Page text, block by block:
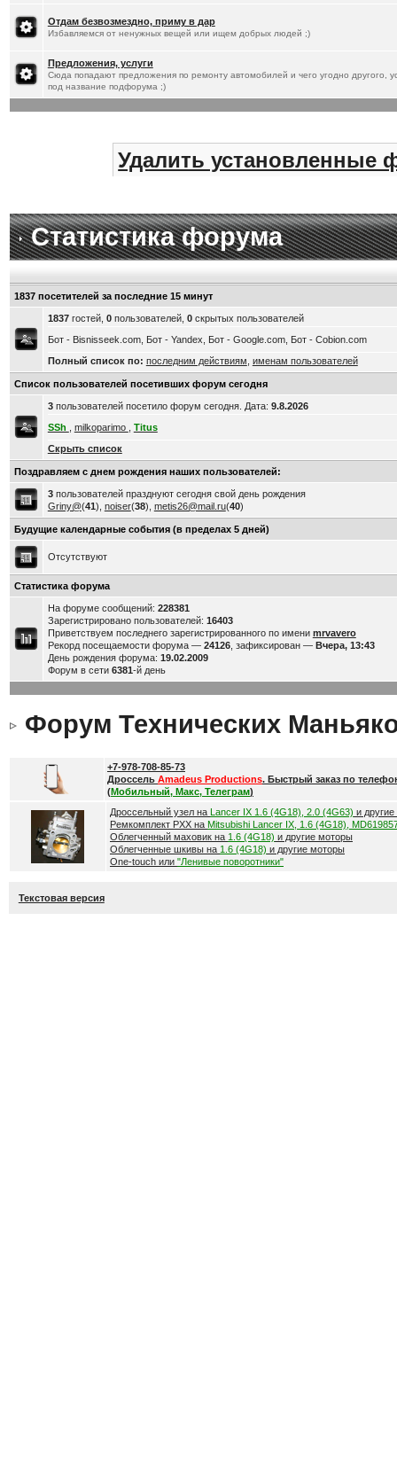
Отдам безвозмездно, приму в дар
Избавляемся от ненужных вещей или ищем добрых людей ;)
Предложения, услуги
Сюда попадают предложения по ремонту автомобилей и чего угодно другого,
под название подфорума ;)
Удалить установленные
Статистика форума
1837 посетителей за последние 15 минут
1837гостей, 0пользователей, 0скрытых пользователей
Бот - Bisnisseek.com, Бот - Yandex, Бот - Google.com, Бот - Cobion.com
Полный список по: последним действиям именам пользователей
Список пользователей посетивших форум сегодня
3пользователей посетило форум сегодня. Дата: 9.8.2026
SSh
milkoparimo
Titus
Скрыть список
Поздравляем с днем рождения наших пользователей:
3пользователей празднуют сегодня свой день рождения
Griny@(41), noiser(38), metis26@mail.ru(40)
Будущие календарные события (в пределах 5 дней)
Отсутствуют
Статистика форума
На форуме сообщений: 228381
Зарегистрировано пользователей: 16403
Приветствуем последнего зарегистрированного по имени mrvavero
Рекорд посещаемости форума — 24126, зафиксирован — Вчера, 13:43
День рождения форума: 19.02.2009
Форум в сети 6381-й день
Форум Технических
+7-978-708-85-73
Дроссель Amadeus Productions. Быстрый заказ по
(Мобильный, Макс, Телеграм)
Дроссельный узел на Lancer IX 1.6 (4G18), 2.0 (4G63) и
Ремкомплект РХХ на Mitsubishi Lancer IX, 1.6 (4G18),
Облегченный маховик на 1.6 (4G18) и другие моторы
Облегченные шкивы на 1.6 (4G18) и другие моторы
One-touch или "Ленивые поворотники"
Текстовая версия